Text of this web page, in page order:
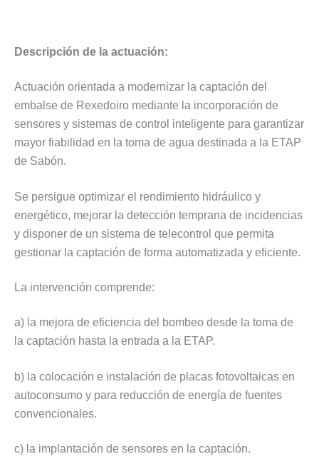
Descripción de la actuación:
Actuación orientada a modernizar la captación del
embalse de Rexedoiro mediante la incorporación de
sensores y sistemas de control inteligente para garantizar
mayor fiabilidad en la toma de agua destinada a la ETAP
de Sabón.
Se persigue optimizar el rendimiento hidráulico y
energético, mejorar la detección temprana de incidencias
y disponer de un sistema de telecontrol que permita
gestionar la captación de forma automatizada y eficiente.
La intervención comprende:
a) la mejora de eficiencia del bombeo desde la toma de
la captación hasta la entrada a la ETAP.
b) la colocación e instalación de placas fotovoltaicas en
autoconsumo y para reducción de energía de fuentes
convencionales.
c) la implantación de sensores en la captación.